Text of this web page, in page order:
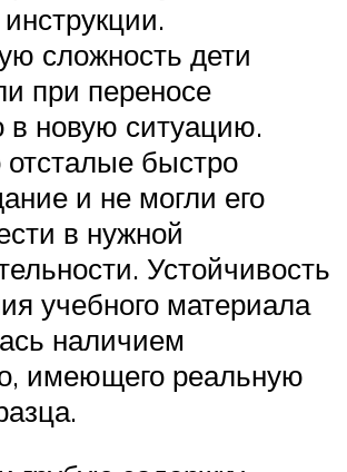
сложность дети
при переносе
в новую ситуацию.
быстро
и не могли его
в нужной
Устойчивость
учебного материала
наличием
имеющего реальную